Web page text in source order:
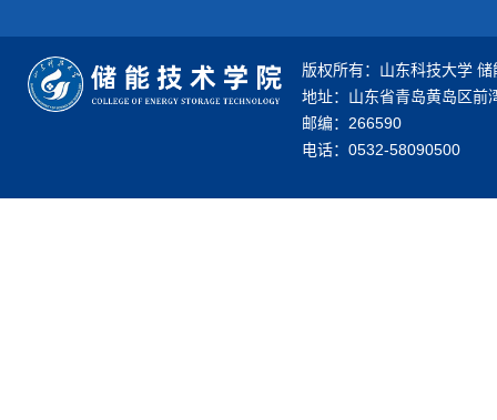
版权所有：山东科技大学
地址：山东省青岛黄岛区前
邮编：266590
电话：0532-58090500